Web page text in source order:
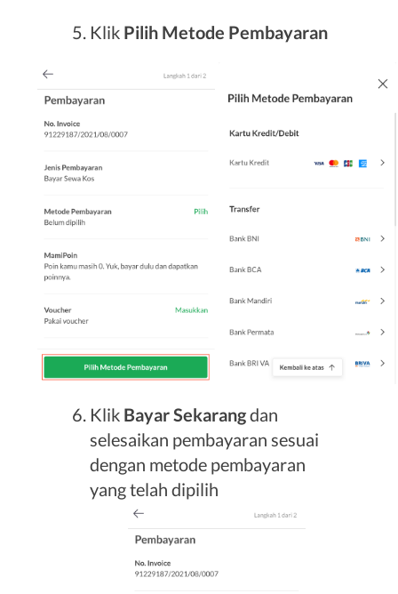
Klik Pilih Metode Pembayaran
Klik Bayar Sekarangdan
selesaikan pembayaran sesuai
dengan metode pembayaran
yang telah dipilih